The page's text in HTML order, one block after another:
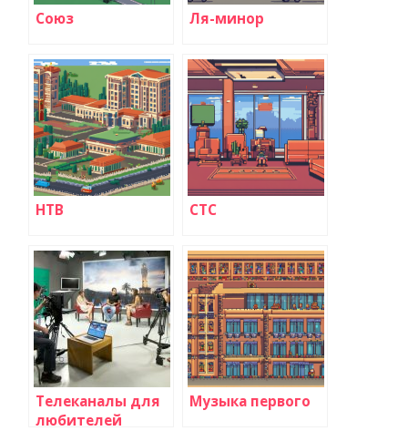
Союз Ля-минор
НТВ СТС
Телеканалы для
любителей
Музыка первого